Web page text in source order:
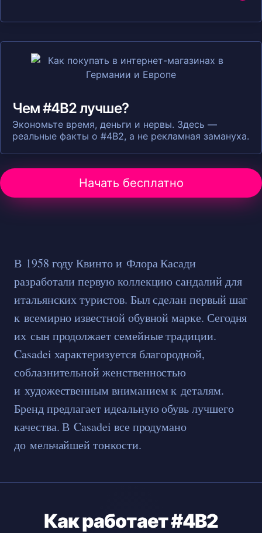
Чем #4B2 лучше?
Экономьте время, деньги и нервы. Здесь —
реальные факты о #4B2, а не рекламная замануха.
Начать бесплатно
В 1958 году Квинто и Флора Касади
разработали первую коллекцию сандалий для
итальянских туристов. Был сделан первый шаг
к всемирно известной обувной марке. Сегодня
их сын продолжает семейные традиции.
Casadei характеризуется благородной,
соблазнительной женственностью
и художественным вниманием к деталям.
Бренд предлагает идеальную обувь лучшего
качества. В Casadei все продумано
до мельчайшей тонкости.
Как работает #4B2